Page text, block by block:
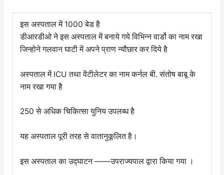
इस अस्पताल में 1000 बेड है
डीआरडीओ ने इस अस्पताल में बनाये गये विभिन्न वार्डो का नाम रखा
जिन्होने गलवान घाटी में अपने प्राण न्यौछार कर दिये है
अस्पताल में ICU तथा वेंटीलेटर का नाम कर्नल बी. संतोष बाबू के
नाम रखा गया है
250 से अधिक चिकित्सा युनिय उपलब्ध है
यह अस्पताल पूरी तरह से वातानुकूलित है।
इस अस्पताल का उद्घाटन ——उपराज्यपाल द्वारा किया गया ।